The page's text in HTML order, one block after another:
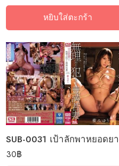
หยิบใส่ตะกร้า
30฿